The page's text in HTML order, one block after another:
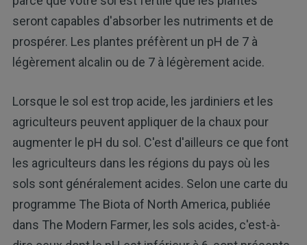
seront capables d'absorber les nutriments et de
prospérer. Les plantes préfèrent un pH de 7 à
légèrement alcalin ou de 7 à légèrement acide.
Lorsque le sol est trop acide, les jardiniers et les
agriculteurs peuvent appliquer de la chaux pour
augmenter le pH du sol. C'est d'ailleurs ce que font
les agriculteurs dans les régions du pays où les
sols sont généralement acides. Selon une carte du
programme The Biota of North America, publiée
dans The Modern Farmer, les sols acides, c'est-à-